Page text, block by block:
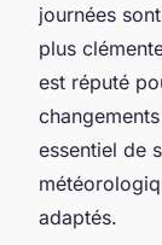
journées
plus
est réputé
essentiel de
adaptés.